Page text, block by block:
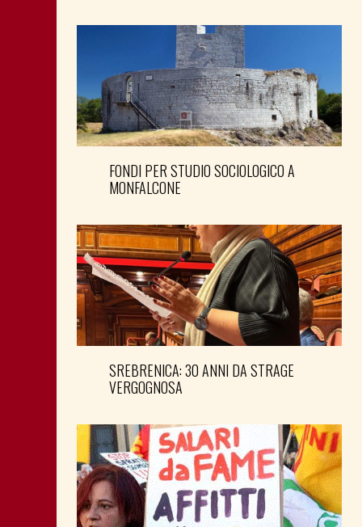
FONDI PER STUDIO SOCIOLOGICO A
MONFALCONE
SREBRENICA: 30 ANNI DA STRAGE
VERGOGNOSA